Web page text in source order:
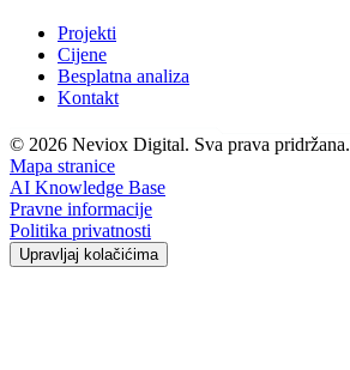
Projekti
Cijene
Besplatna analiza
Kontakt
© 2026 Neviox Digital. Sva prava pridržana.
Mapa stranice
AI Knowledge Base
Pravne informacije
Politika privatnosti
Upravljaj kolačićima